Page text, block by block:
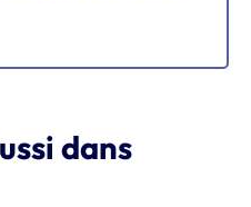
dans